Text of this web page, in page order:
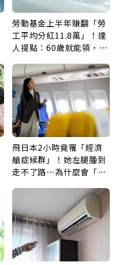
勞動基金上半年賺翻「勞
工平均分紅11.8萬」！達
人提點：60歲就能領，重
飛日本2小時竟罹「經濟
艙症候群」！她左腿腫到
走不了路…為什麼會「靜